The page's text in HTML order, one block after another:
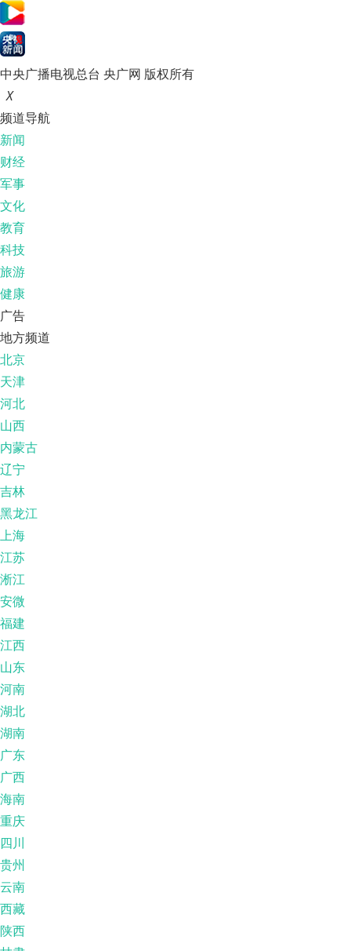
中央广播电视总台 央广网 版权所有
X
频道导航
新闻
财经
军事
文化
教育
科技
旅游
健康
广告
地方频道
北京
天津
河北
山西
内蒙古
辽宁
吉林
黑龙江
上海
江苏
淅江
安微
福建
江西
山东
河南
湖北
湖南
广东
广西
海南
重庆
四川
贵州
云南
西藏
陕西